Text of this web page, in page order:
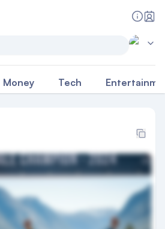
Money Tech